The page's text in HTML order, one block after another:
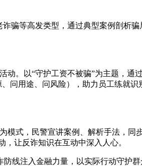
骗等高发类型，通过典型案例剖析
动。以“守护工资不被骗”为主题，通
问用途、问风险），助力员工练就识
模式，民警宣讲案例、解析手法，同
让反诈知识在互动中深入人心。
线注入金融力量，以实际行动守护群